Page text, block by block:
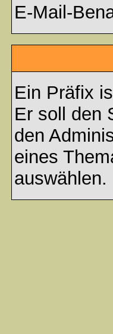
E-Mail-
Ein Präfix
Er soll den
den
eines
auswählen.